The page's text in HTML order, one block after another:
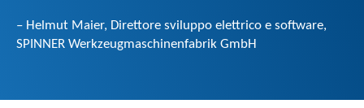
– Helmut Maier, Direttore sviluppo elettrico e software,
SPINNER Werkzeugmaschinenfabrik GmbH